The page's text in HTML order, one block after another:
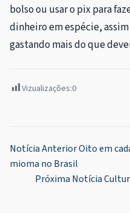
bolso ou usar o pix para
dinheiro em espécie,
gastando mais do que
Vizualizações:0
Navegação
Notícia AnteriorOito em
mioma no Brasil
Próxima Notícia